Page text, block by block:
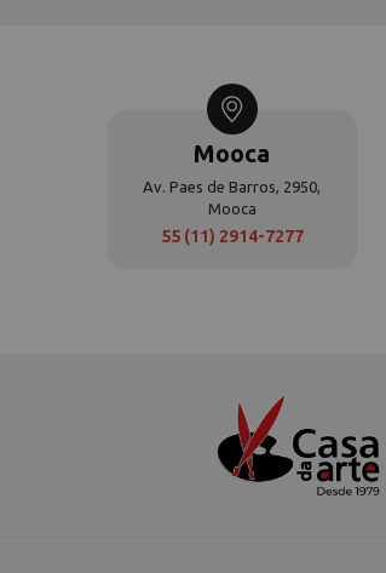
Mooca
Av. Paes de Barros, 2950,
Mooca
55 (11) 2914-7277